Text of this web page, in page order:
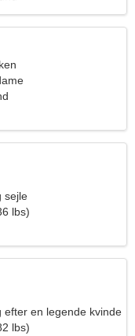
sejle
lbs)
efter en legende kvinde
lbs)